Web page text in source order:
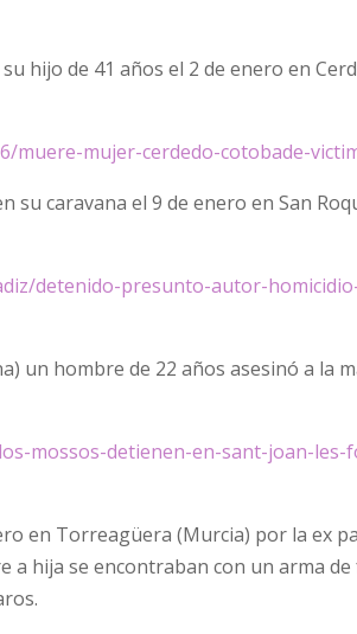
hijo de 41 años el 2 de enero en
mujer-cerdedo-cotobade-
su caravana el 9 de enero en San
detenido-presunto-autor-
un hombre de 22 años asesinó a la
mossos-detienen-en-sant-joan-
en Torreagüera (Murcia) por la ex
a hija se encontraban con un arma